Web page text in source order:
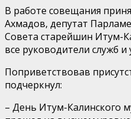
В работе совещания
Ахмадов, депутат
Совета старейшин Итум-
все руководители служб
Поприветствовав
подчеркнул:
– День Итум-Калинского